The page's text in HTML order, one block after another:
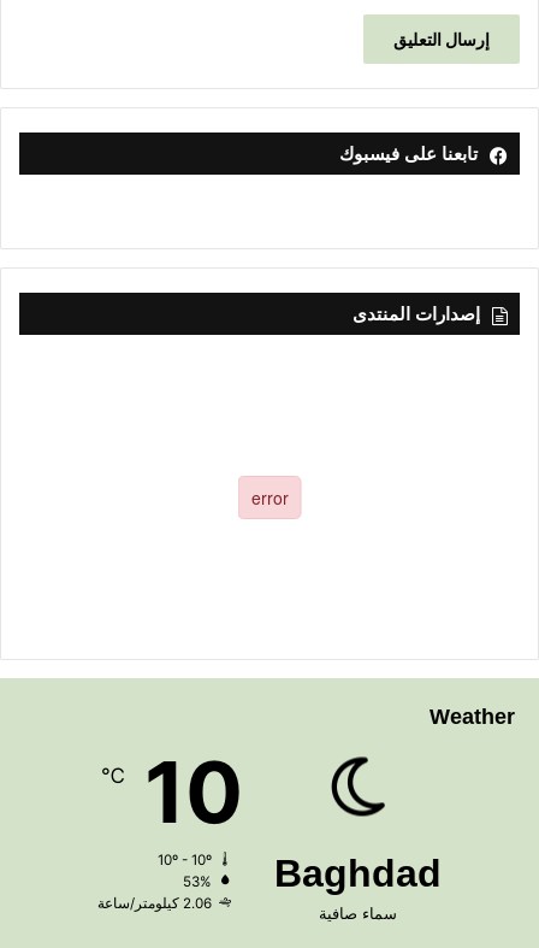
تابعنا على فيسبوك
إصدارات المنتدى
Weather
Baghdad
سماء صافية
10
℃
53%
2.06 كيلومتر/ساعة